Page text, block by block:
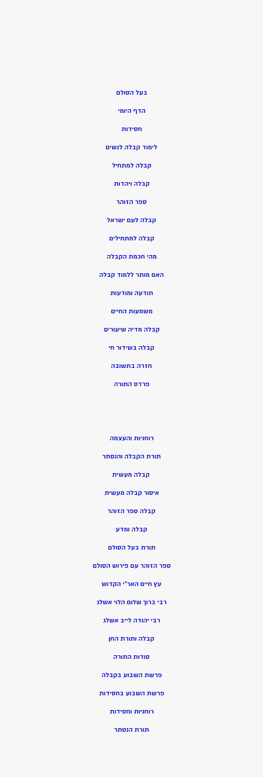
בעל הסולם
הדף היומי
חסידות
לימוד קבלה לנשים
קבלה למתחיל
קבלה ויהדות
ספר הזוהר
קבלה לעם ישראל
קבלה למתחילים
מהי חכמת הקבלה
האם מותר ללמוד קבלה
תודעה ומודעות
משמעות החיים
קבלה מדיה שיעורים
קבלה בשידור חי
חזרה בתשובה
פרדס התורה
רוחניות והעצמה
תורת הקבלה והנסתר
קבלה מעשית
איסור קבלה מעשית
קבלה ספר הזוהר
קבלה ומדע
תורת בעל הסולם
ספר הזוהר עם פירוש הסולם
עץ חיים האר”י הקדוש
רבי ברוך שלום הלוי אשלג
רבי יהודה לייב אשלג
קבלה ותורת החן
סודות התורה
פרשת השבוע בקבלה
פרשת השבוע בחסידות
רוחניות וחסידות
תורת הנסתר